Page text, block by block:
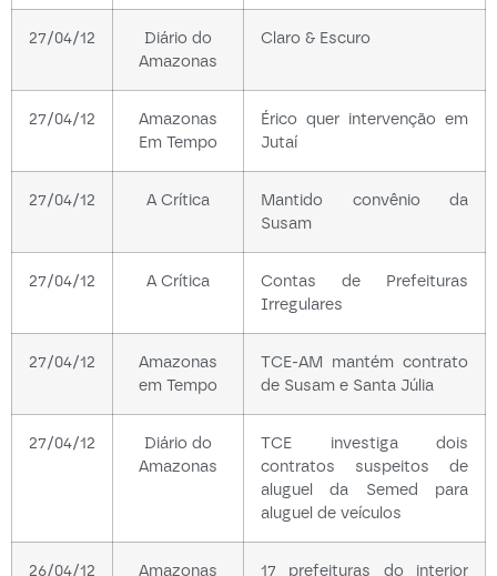
27/04/12
Diário do
Amazonas
Claro & Escuro
27/04/12
Amazonas
Em Tempo
Érico quer intervenção em
Jutaí
27/04/12 A Crítica
Mantido convênio da
Susam
27/04/12 A Crítica
Contas de Prefeituras
Irregulares
27/04/12
Amazonas
em Tempo
TCE-AM mantém contrato
de Susam e Santa Júlia
27/04/12
Diário do
Amazonas
TCE investiga dois
contratos suspeitos de
aluguel da Semed para
aluguel de veículos
26/04/12
Amazonas
17 prefeituras do interior